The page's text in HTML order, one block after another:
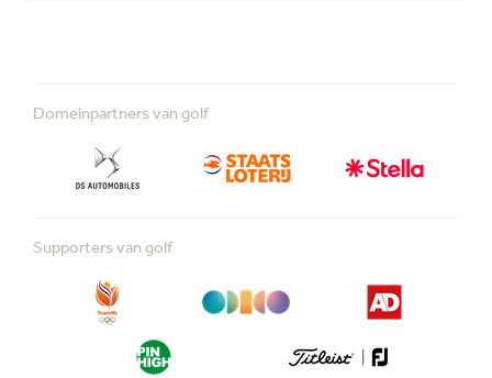
Domeinpartners van golf
Supporters van golf